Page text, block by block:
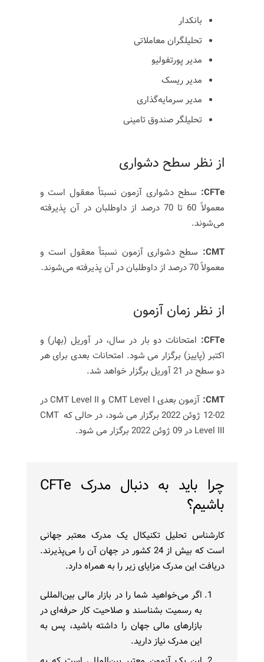
بانکدار
تحلیلگران معاملاتی
مدیر پورتفولیو
مدیر ریسک
مدیر سرمایه‌گذاری
تحلیلگر صندوق تامینی
از نظر سطح دشواری
CFTe: سطح دشواری آزمون نسبتاً معقول است و
معمولاً 60 تا 70 درصد از داوطلبان در آن پذیرفته
می‌شوند.
CMT: سطح دشواری آزمون نسبتاً معقول است و
معمولاً 70 درصد از داوطلبان در آن پذیرفته می‌شوند.
از نظر زمان آزمون
CFTe: امتحانات دو بار در سال، در آوریل (بهار) و
اکتبر (پاییز) برگزار می شود. امتحانات بعدی برای هر
دو سطح در 21 آوریل برگزار خواهد شد.
CMT:
آزمون بعدی CMT Level I و CMT Level II در
02-12 ژوئن 2022 برگزار می شود، در حالی که CMT
Level III در 09 ژوئن 2022 برگزار می شود.
چرا باید به دنبال مدرک CFTe
باشیم؟
کارشناس تحلیل تکنیکال یک مدرک معتبر جهانی
است که بیش از 24 کشور در جهان آن را می‌پذیرند.
دریافت این مدرک مزایای زیر را به همراه دارد.
اگر می‌خواهید شما را در بازار مالی بین‌المللی
به رسمیت بشناسند و صلاحیت کار حرفه‌ای در
بازارهای مالی جهان را داشته باشید، پس به
این مدرک نیاز دارید.